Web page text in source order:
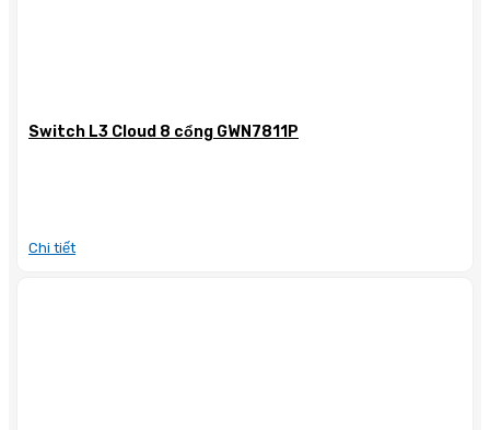
Switch L3 Cloud 8 cổng GWN7811P
Chi tiết